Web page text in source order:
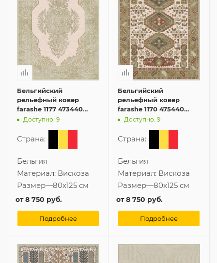
Бельгийский
рельефный ковер
farashe 1177 473440
80x125 см из вискозы
Доступно: 9
Страна:
Бельгия
Материал: Вискоза
Размер—80x125 см
от8 750 руб.
Подробнее
Бельгийский
рельефный ковер
farashe 1170 475440
80x125 см из вискозы
Доступно: 9
Страна:
Бельгия
Материал: Вискоза
Размер—80x125 см
от8 750 руб.
Подробнее